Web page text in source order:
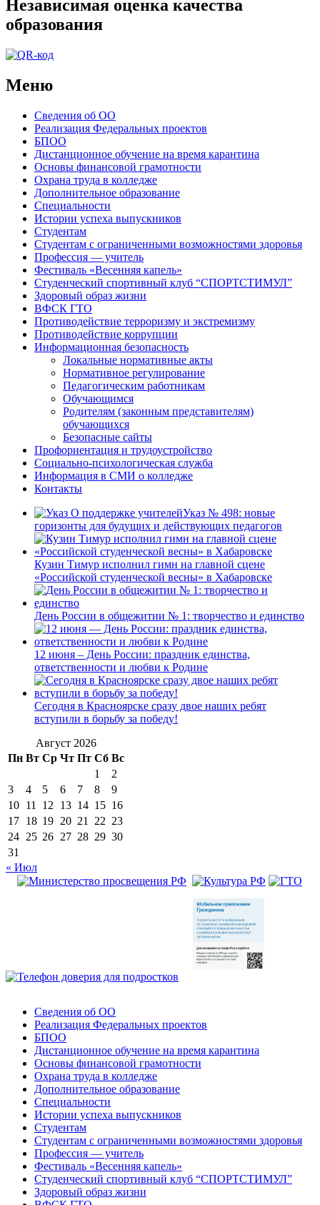
Независимая оценка качества
образования
Меню
Сведения об ОО
Реализация Федеральных проектов
БПОО
Дистанционное обучение на время карантина
Основы финансовой грамотности
Охрана труда в колледже
Дополнительное образование
Специальности
Истории успеха выпускников
Студентам
Студентам с ограниченными возможностями здоровья
Профессия — учитель
Фестиваль «Весенняя капель»
Студенческий спортивный клуб “СПОРТСТИМУЛ”
Здоровый образ жизни
ВФСК ГТО
Противодействие терроризму и экстремизму
Противодействие коррупции
Информационная безопасность
Локальные нормативные акты
Нормативное регулирование
Педагогическим работникам
Обучающимся
Родителям (законным представителям)
обучающихся
Безопасные сайты
Профориентация и трудоустройство
Социально-психологическая служба
Информация в СМИ о колледже
Контакты
Указ № 498: новые
горизонты для будущих и действующих педагогов
Кузин Тимур исполнил гимн на главной сцене
«Российской студенческой весны» в Хабаровске
День России в общежитии № 1: творчество и единство
12 июня – День России: праздник единства,
ответственности и любви к Родине
Сегодня в Красноярске сразу двое наших ребят
вступили в борьбу за победу!
Август 2026
Пн Вт Ср Чт Пт Сб Вс
1
2
3
4 5 6 7 8
9
10 11 12 13 14 15 16
17 18 19 20 21 22 23
24 25 26 27 28 29 30
31
« Июл
Сведения об ОО
Реализация Федеральных проектов
БПОО
Дистанционное обучение на время карантина
Основы финансовой грамотности
Охрана труда в колледже
Дополнительное образование
Специальности
Истории успеха выпускников
Студентам
Студентам с ограниченными возможностями здоровья
Профессия — учитель
Фестиваль «Весенняя капель»
Студенческий спортивный клуб “СПОРТСТИМУЛ”
Здоровый образ жизни